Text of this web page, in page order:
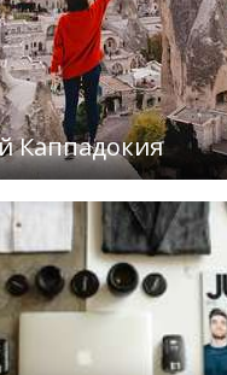
Каппадокия